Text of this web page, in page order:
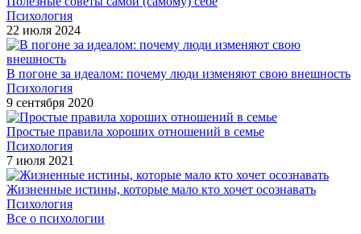
Психология
22 июля 2024
В погоне за идеалом: почему люди изменяют свою внешность
Психология
9 сентября 2020
Простые правила хороших отношений в семье
Психология
7 июля 2021
Жизненные истины, которые мало кто хочет осознавать
Психология
Все о психологии